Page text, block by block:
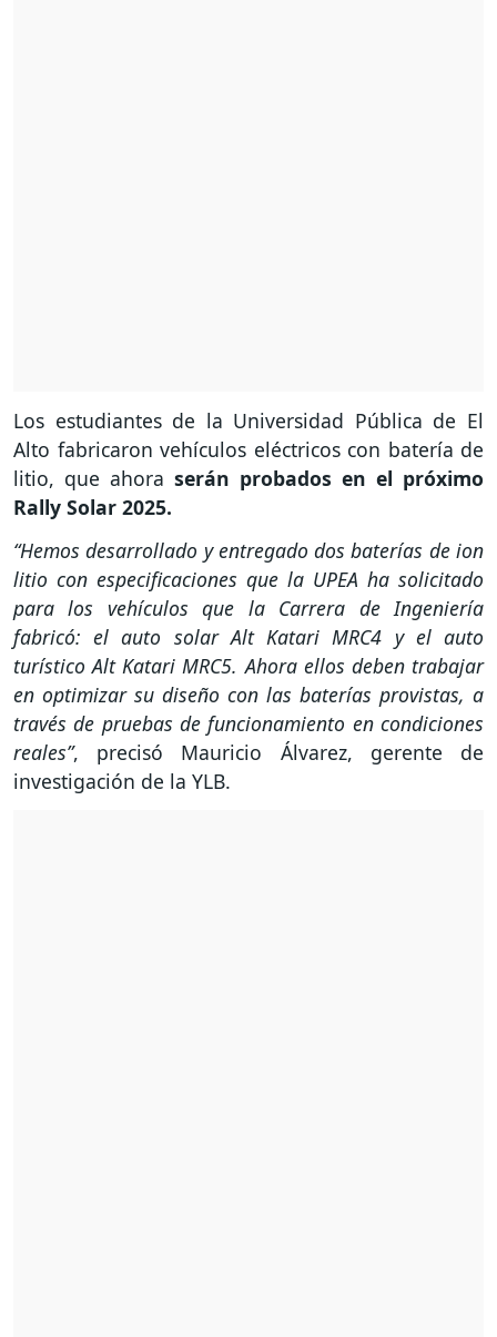
Los estudiantes de la Universidad Pública de El
Alto fabricaron vehículos eléctricos con batería de
litio, que ahora serán probados en el próximo
Rally Solar 2025.
“Hemos desarrollado y entregado dos baterías de ion
litio con especificaciones que la UPEA ha solicitado
para los vehículos que la Carrera de Ingeniería
fabricó: el auto solar Alt Katari MRC4 y el auto
turístico Alt Katari MRC5. Ahora ellos deben trabajar
en optimizar su diseño con las baterías provistas, a
través de pruebas de funcionamiento en condiciones
reales”, precisó Mauricio Álvarez, gerente de
investigación de la YLB.